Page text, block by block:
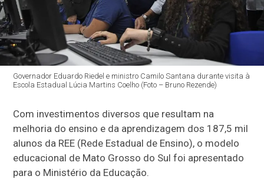
Governador Eduardo Riedel e ministro Camilo Santana durante visita à
Escola Estadual Lúcia Martins Coelho (Foto – Bruno Rezende)
Com investimentos diversos que resultam na
melhoria do ensino e da aprendizagem dos 187,5 mil
alunos da REE (Rede Estadual de Ensino), o modelo
educacional de Mato Grosso do Sul foi apresentado
para o Ministério da Educação.